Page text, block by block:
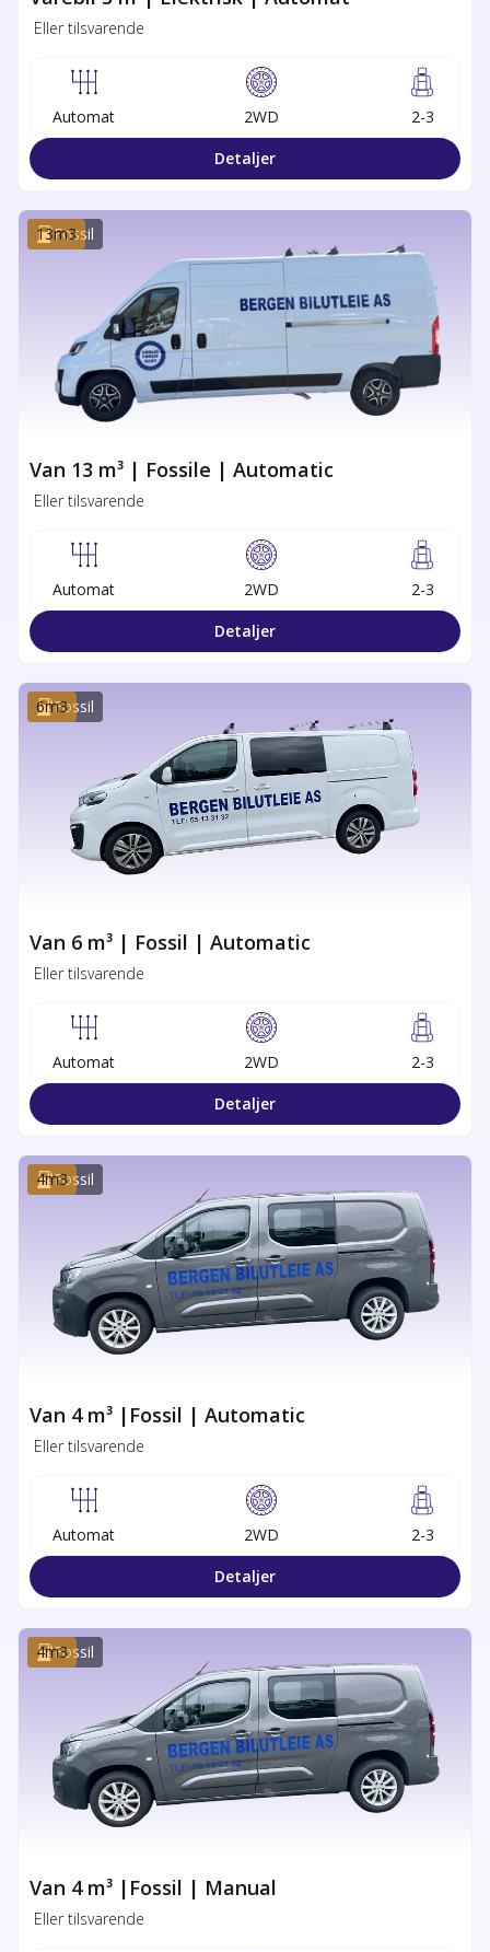
Eller tilsvarende
Automat 2WD
2-3
Detaljer
Fossil
13m3
Van 13 m³ | Fossile | Automatic
Eller tilsvarende
Automat 2WD
2-3
Detaljer
Fossil
6m3
Van 6 m³ | Fossil | Automatic
Eller tilsvarende
Automat 2WD
2-3
Detaljer
Fossil
4m3
Van 4 m³ |Fossil | Automatic
Eller tilsvarende
Automat 2WD
2-3
Detaljer
Fossil
4m3
Van 4 m³ |Fossil | Manual
Eller tilsvarende